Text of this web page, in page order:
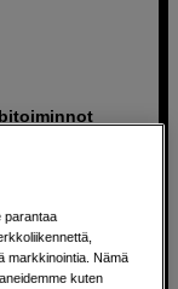
parantaa
markkinointia. Nämä
kuten